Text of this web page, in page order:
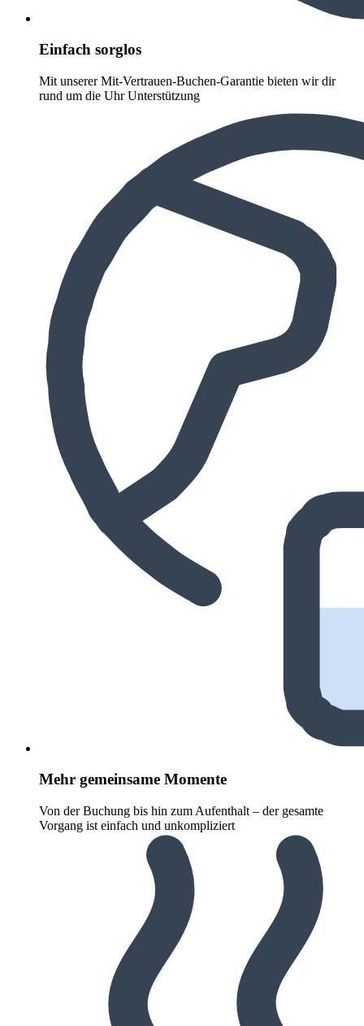
Einfach sorglos
Mit unserer Mit-Vertrauen-Buchen-Garantie bieten wir dir
rund um die Uhr Unterstützung
Mehr gemeinsame Momente
Von der Buchung bis hin zum Aufenthalt – der gesamte
Vorgang ist einfach und unkompliziert